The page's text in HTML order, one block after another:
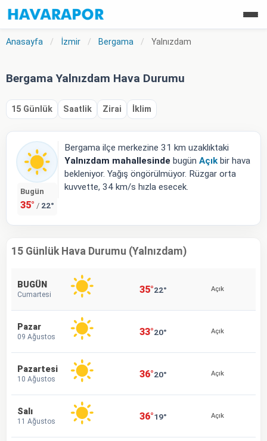
Anasayfa / İzmir / Bergama / Yalnızdam
Bergama Yalnızdam Hava Durumu
15 Günlük Saatlik Zirai İklim
Bugün
35° / 22°
Bergama ilçe merkezine 31 km uzaklıktaki
Yalnızdam mahallesinde bugün Açıkbir hava
bekleniyor. Yağış öngörülmüyor. Rüzgar orta
kuvvette, 34 km/s hızla esecek.
15 Günlük Hava Durumu (Yalnızdam)
BUGÜN
Cumartesi 35°22° Açık
Pazar
09 Ağustos 33°20° Açık
Pazartesi
10 Ağustos 36°20° Açık
Salı
11 Ağustos 36°19° Açık